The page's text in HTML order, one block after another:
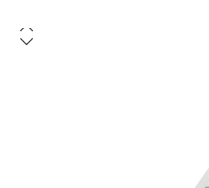
Bildergalerie überspringen